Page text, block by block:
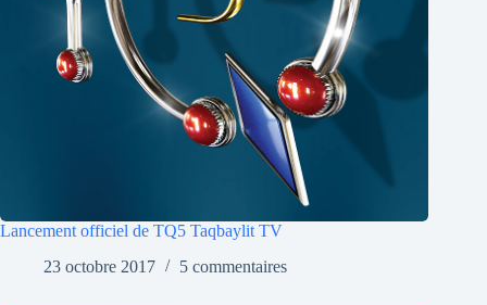
Lancement officiel de TQ5 Taqbaylit TV
23 octobre 2017
5 commentaires